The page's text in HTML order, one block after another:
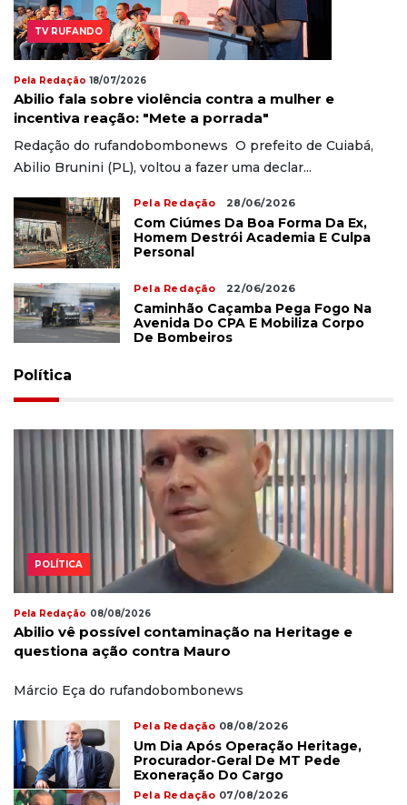
TV RUFANDO
Pela Redação 18/07/2026
Abilio fala sobre violência contra a mulher e
incentiva reação: "Mete a porrada"
Redação do rufandobombonews O prefeito de Cuiabá,
Abilio Brunini (PL), voltou a fazer uma declar...
Pela Redação 28/06/2026
Com Ciúmes Da Boa Forma Da Ex,
Homem Destrói Academia E Culpa
Personal
Pela Redação 22/06/2026
Caminhão Caçamba Pega Fogo Na
Avenida Do CPA E Mobiliza Corpo
De Bombeiros
Política
POLÍTICA
Pela Redação 08/08/2026
Abilio vê possível contaminação na Heritage e
questiona ação contra Mauro
Márcio Eça do rufandobombonews
Pela Redação 08/08/2026
Um Dia Após Operação Heritage,
Procurador-Geral De MT Pede
Exoneração Do Cargo
Pela Redação 07/08/2026